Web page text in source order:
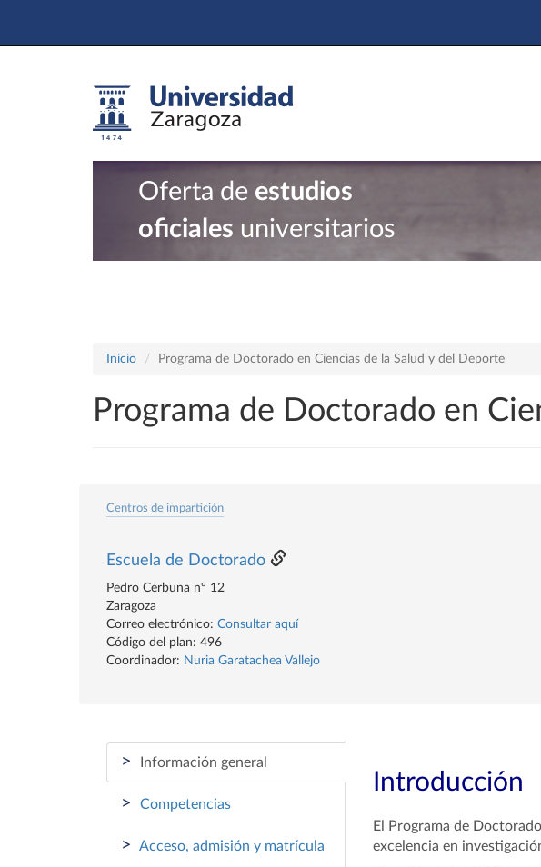
Oferta de estudios
oficiales universitarios
Inicio Programa de Doctorado en Ciencias de la Salud y del Deporte
Programa de Doctorado en
Centros de impartición
Escuela de Doctorado
Pedro Cerbuna nº 12
Zaragoza
Correo electrónico: Consultar aquí
Código del plan: 496
Coordinador: Nuria Garatachea Vallejo
> Información general
> Competencias
> Acceso, admisión y matrícula
Introducción
El Programa de
excelencia en